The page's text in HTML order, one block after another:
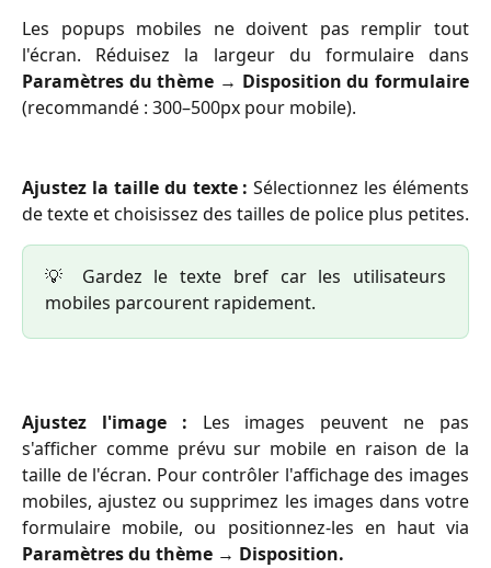
Les popups mobiles ne doivent pas remplir tout
l'écran. Réduisez la largeur du formulaire dans
Paramètres du thème → Disposition du formulaire
(recommandé : 300–500px pour mobile).
Ajustez la taille du texte : Sélectionnez les éléments
de texte et choisissez des tailles de police plus petites.
💡 Gardez le texte bref car les utilisateurs
mobiles parcourent rapidement.
Ajustez l'image : Les images peuvent ne pas
s'afficher comme prévu sur mobile en raison de la
taille de l'écran. Pour contrôler l'affichage des images
mobiles, ajustez ou supprimez les images dans votre
formulaire mobile, ou positionnez-les en haut via
Paramètres du thème → Disposition.